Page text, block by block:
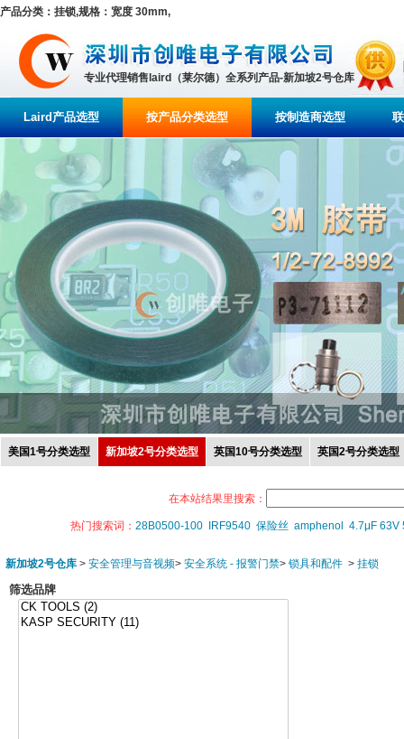
产品分类：挂锁,规格：宽度 30mm,
专业代理销售laird（莱尔德）全系列产品-新加坡2号仓库
Laird产品选型 按产品分类选型 按制造商选型
美国1号分类选型 新加坡2号分类选型 英国10号分类选型 英国2号分类选型
在本站结果里搜索：
热门搜索词： 28B0500-100 IRF9540 保险丝 amphenol 4.7μF 63V
新加坡2号仓库 > 安全管理与音视频> 安全系统 - 报警门禁> 锁具和配件 > 挂锁
筛选品牌